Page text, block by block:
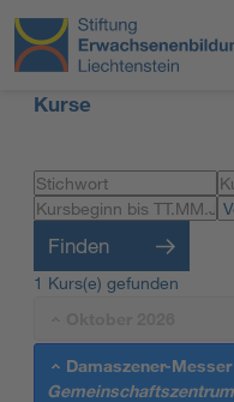
Kurse
Finden
1 Kurs(e) gefunden
Damaszener-